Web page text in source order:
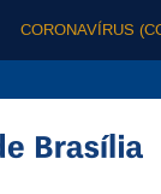
CORONAVÍRUS